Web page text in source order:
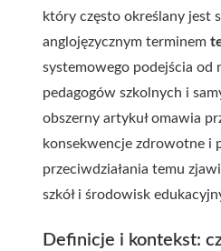
który często określany jest
anglojęzycznym terminem
systemowego podejścia od
pedagogów szkolnych i
obszerny artykuł omawia
konsekwencje zdrowotne i
przeciwdziałania temu
szkół i środowisk
Definicje i kontekst: